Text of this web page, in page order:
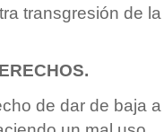
transgresión de la
de dar de baja a